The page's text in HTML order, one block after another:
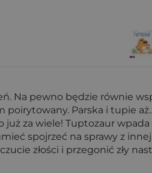
Na pewno będzie równie
Parska i tupie
za wiele! Tuptozaur wpada
spojrzeć na sprawy z
złości i przegonić zły